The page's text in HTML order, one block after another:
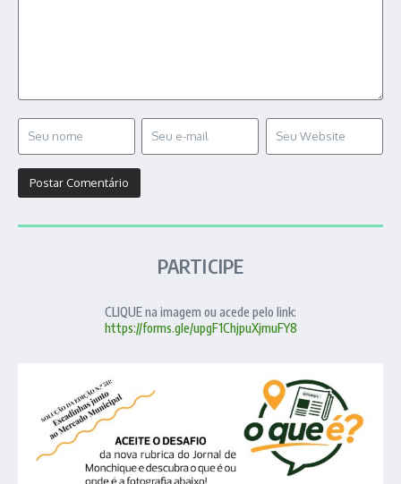
PARTICIPE
CLIQUE na imagem ou acede pelo link:
https://forms.gle/upgF1ChjpuXjmuFY8